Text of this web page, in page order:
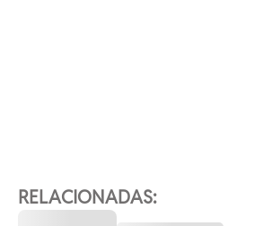
RELACIONADAS: